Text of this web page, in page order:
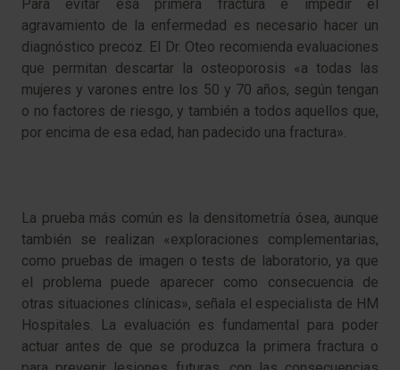
Para evitar esa primera fractura e impedir el
agravamiento de la enfermedad es necesario hacer un
diagnóstico precoz. El Dr. Oteo recomienda evaluaciones
que permitan descartar la osteoporosis «a todas las
mujeres y varones entre los 50 y 70 años, según tengan
o no factores de riesgo, y también a todos aquellos que,
por encima de esa edad, han padecido una fractura».
La prueba más común es la densitometría ósea, aunque
también se realizan «exploraciones complementarias,
como pruebas de imagen o tests de laboratorio, ya que
el problema puede aparecer como consecuencia de
otras situaciones clínicas», señala el especialista de HM
Hospitales. La evaluación es fundamental para poder
actuar antes de que se produzca la primera fractura o